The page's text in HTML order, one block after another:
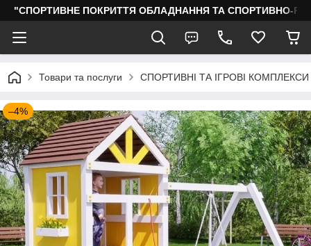
"СПОРТИВНЕ ПОКРИТТЯ ОБЛАДНАННЯ ТА СПОРТИВНО-
Товари та послуги СПОРТИВНІ ТА ІГРОВІ
–4%